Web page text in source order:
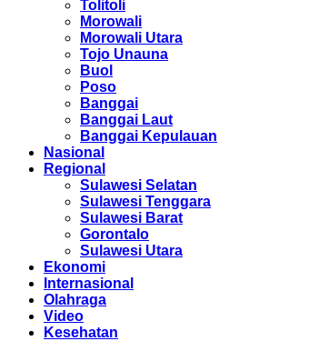
Tolitoli
Morowali
Morowali Utara
Tojo Unauna
Buol
Poso
Banggai
Banggai Laut
Banggai Kepulauan
Nasional
Regional
Sulawesi Selatan
Sulawesi Tenggara
Sulawesi Barat
Gorontalo
Sulawesi Utara
Ekonomi
Internasional
Olahraga
Video
Kesehatan